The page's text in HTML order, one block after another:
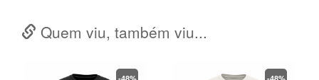
Quem viu, também viu...
-48% -48%